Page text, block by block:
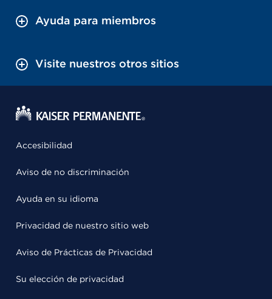
Ayuda para miembros
Visite nuestros otros sitios
Accesibilidad
Aviso de no discriminación
Ayuda en su idioma
Privacidad de nuestro sitio web
Aviso de Prácticas de Privacidad
Su elección de privacidad